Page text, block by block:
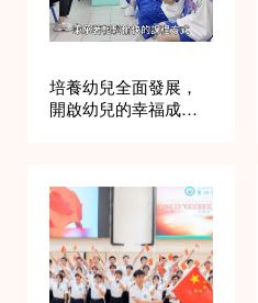
培養幼兒全面發展，
開啟幼兒的幸福成長